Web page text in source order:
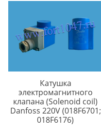
Катушка
электромагнитного
клапана (Solenoid coil)
Danfoss 220V (018F6701;
018F6176)